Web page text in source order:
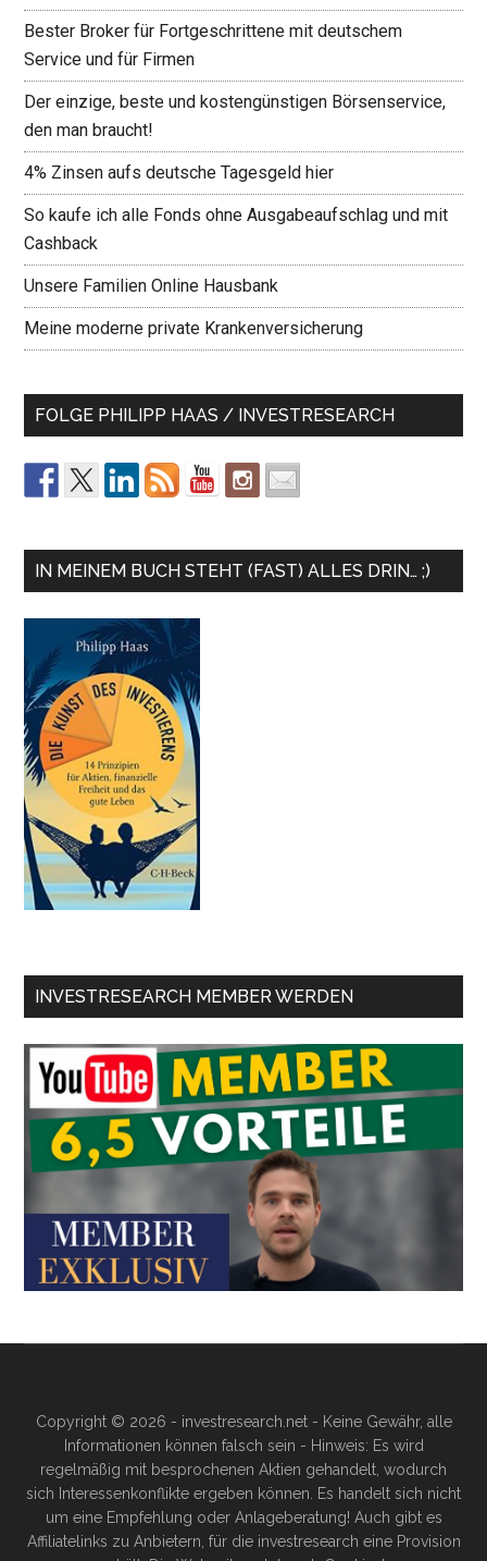
Bester Broker für Fortgeschrittene mit deutschem
Service und für Firmen
Der einzige, beste und kostengünstigen Börsenservice,
den man braucht!
4% Zinsen aufs deutsche Tagesgeld hier
So kaufe ich alle Fonds ohne Ausgabeaufschlag und mit
Cashback
Unsere Familien Online Hausbank
Meine moderne private Krankenversicherung
FOLGE PHILIPP HAAS / INVESTRESEARCH
IN MEINEM BUCH STEHT (FAST) ALLES DRIN… ;)
INVESTRESEARCH MEMBER WERDEN
Copyright © 2026 - investresearch.net - Keine Gewähr, alle
Informationen können falsch sein - Hinweis: Es wird
regelmäßig mit besprochenen Aktien gehandelt, wodurch
sich Interessenkonflikte ergeben können. Es handelt sich nicht
um eine Empfehlung oder Anlageberatung! Auch gibt es
Affiliatelinks zu Anbietern, für die investresearch eine Provision